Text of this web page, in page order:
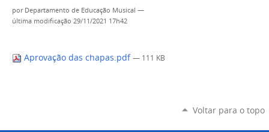
por Departamento de Educação Musical —
última modificação 29/11/2021 17h42
Aprovação das chapas.pdf — 111 KB
Voltar para o topo